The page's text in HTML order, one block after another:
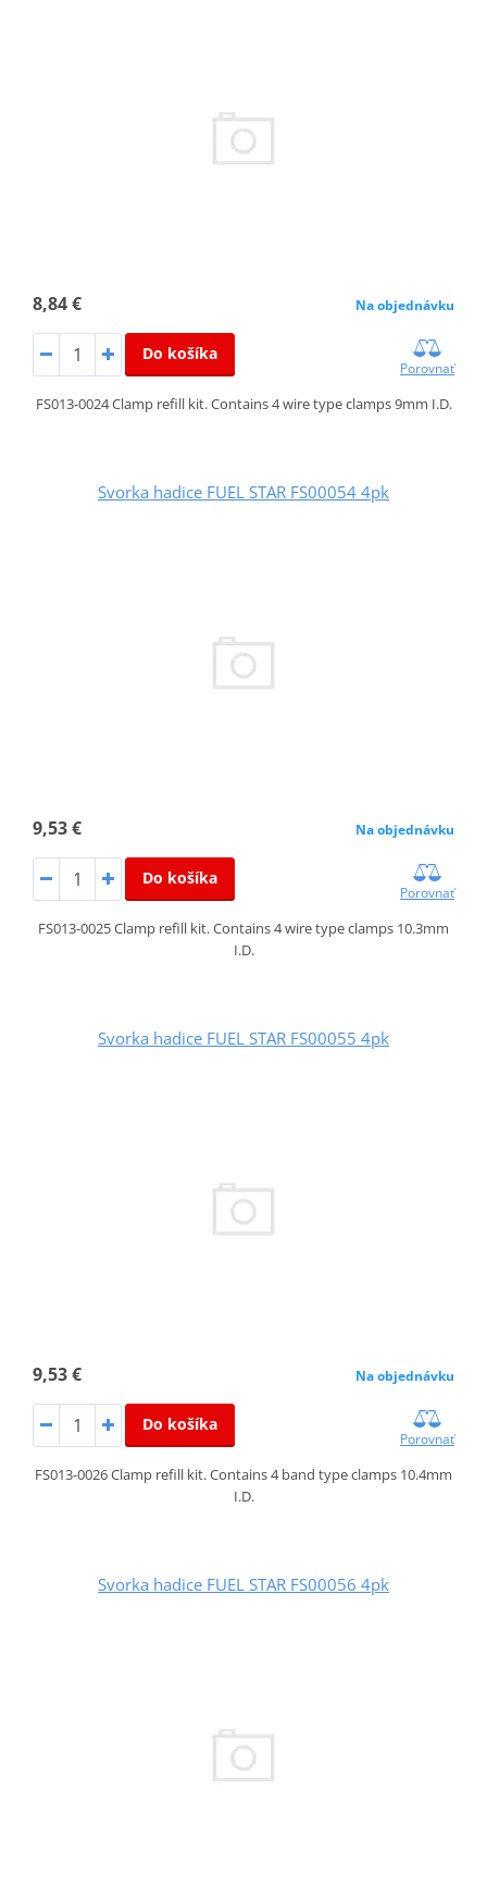
8,84 € Na objednávku
Do košíka
Porovnať
FS013-0024 Clamp refill kit. Contains 4 wire type clamps 9mm I.D.
Svorka hadice FUEL STAR FS00054 4pk
9,53 € Na objednávku
Do košíka
Porovnať
FS013-0025 Clamp refill kit. Contains 4 wire type clamps 10.3mm
I.D.
Svorka hadice FUEL STAR FS00055 4pk
9,53 € Na objednávku
Do košíka
Porovnať
FS013-0026 Clamp refill kit. Contains 4 band type clamps 10.4mm
I.D.
Svorka hadice FUEL STAR FS00056 4pk